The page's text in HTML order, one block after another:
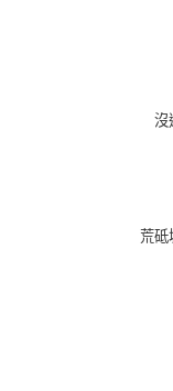
沒
荒砥